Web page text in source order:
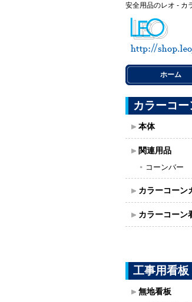
安全用品のレオ - カ
ホーム
カラーコー
本体
関連用品
コーンバー
カラーコーン
カラーコーン
工事用看板
無地看板